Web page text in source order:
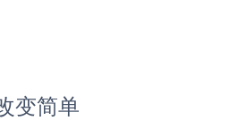
变简单